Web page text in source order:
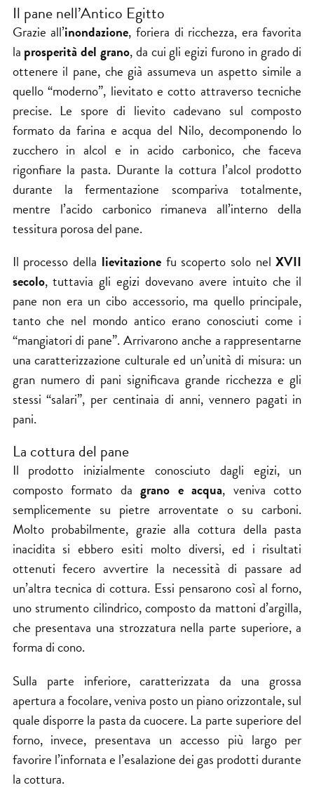
Il pane nell’Antico Egitto
Grazie all’inondazione, foriera di ricchezza, era favorita
la prosperità del grano, da cui gli egizi furono in grado di
ottenere il pane, che già assumeva un aspetto simile a
quello “moderno”, lievitato e cotto attraverso tecniche
precise. Le spore di lievito cadevano sul composto
formato da farina e acqua del Nilo, decomponendo lo
zucchero in alcol e in acido carbonico, che faceva
rigonfiare la pasta. Durante la cottura l’alcol prodotto
durante la fermentazione scompariva totalmente,
mentre l’acido carbonico rimaneva all’interno della
tessitura porosa del pane.
Il processo della lievitazionefu scoperto solo nelXVII
secolo, tuttavia gli egizi dovevano avere intuito che il
pane non era un cibo accessorio, ma quello principale,
tanto che nel mondo antico erano conosciuti come i
“mangiatori di pane”. Arrivarono anche a rappresentarne
una caratterizzazione culturale ed un’unità di misura: un
gran numero di pani significava grande ricchezza e gli
stessi “salari”, per centinaia di anni, vennero pagati in
pani.
La cottura del pane
Il prodotto inizialmente conosciuto dagli egizi, un
composto formato dagrano e acqua, veniva cotto
semplicemente su pietre arroventate o su carboni.
Molto probabilmente, grazie alla cottura della pasta
inacidita si ebbero esiti molto diversi, ed i risultati
ottenuti fecero avvertire la necessità di passare ad
un’altra tecnica di cottura. Essi pensarono così al forno,
uno strumento cilindrico, composto da mattoni d’argilla,
che presentava una strozzatura nella parte superiore, a
forma di cono.
Sulla parte inferiore, caratterizzata da una grossa
apertura a focolare, veniva posto un piano orizzontale, sul
quale disporre la pasta da cuocere. La parte superiore del
forno, invece, presentava un accesso più largo per
favorire l’infornata e l’esalazione dei gas prodotti durante
la cottura.